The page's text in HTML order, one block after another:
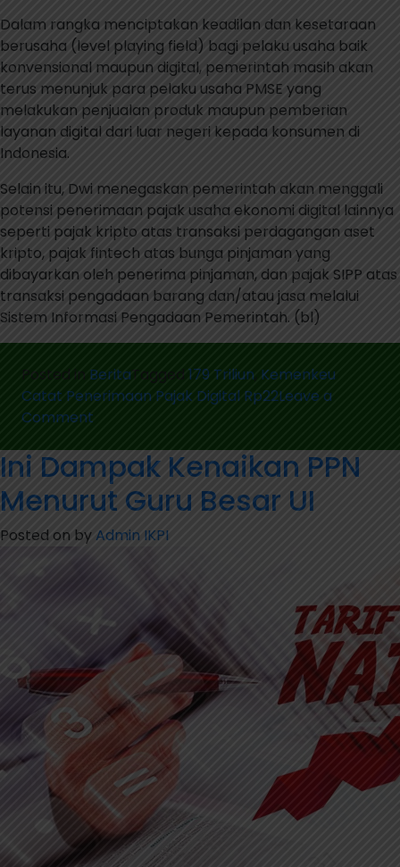
Dalam rangka menciptakan keadilan dan kesetaraan
berusaha (level playing field) bagi pelaku usaha baik
konvensional maupun digital, pemerintah masih akan
terus menunjuk para pelaku usaha PMSE yang
melakukan penjualan produk maupun pemberian
layanan digital dari luar negeri kepada konsumen di
Indonesia.
Selain itu, Dwi menegaskan pemerintah akan menggali
potensi penerimaan pajak usaha ekonomi digital lainnya
seperti pajak kripto atas transaksi perdagangan aset
kripto, pajak fintech atas bunga pinjaman yang
dibayarkan oleh penerima pinjaman, dan pajak SIPP atas
transaksi pengadaan barang dan/atau jasa melalui
Sistem Informasi Pengadaan Pemerintah. (bl)
Posted in BeritaTagged 179 Triliun, Kemenkeu
Catat Penerimaan Pajak Digital Rp22Leave a
Comment
Catat
Penerimaan
Pajak
Rp22,179
Ini Dampak Kenaikan PPN
Menurut Guru Besar UI
Posted on byAdmin IKPI